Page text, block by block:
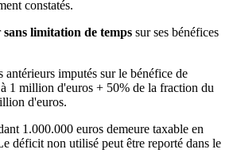
constatés.
sans limitation de temps sur ses bénéfices
imputés sur le bénéfice de
1 million d'euros + 50% de la fraction du
d'euros.
1.000.000 euros demeure taxable en
déficit non utilisé peut être reporté dans le